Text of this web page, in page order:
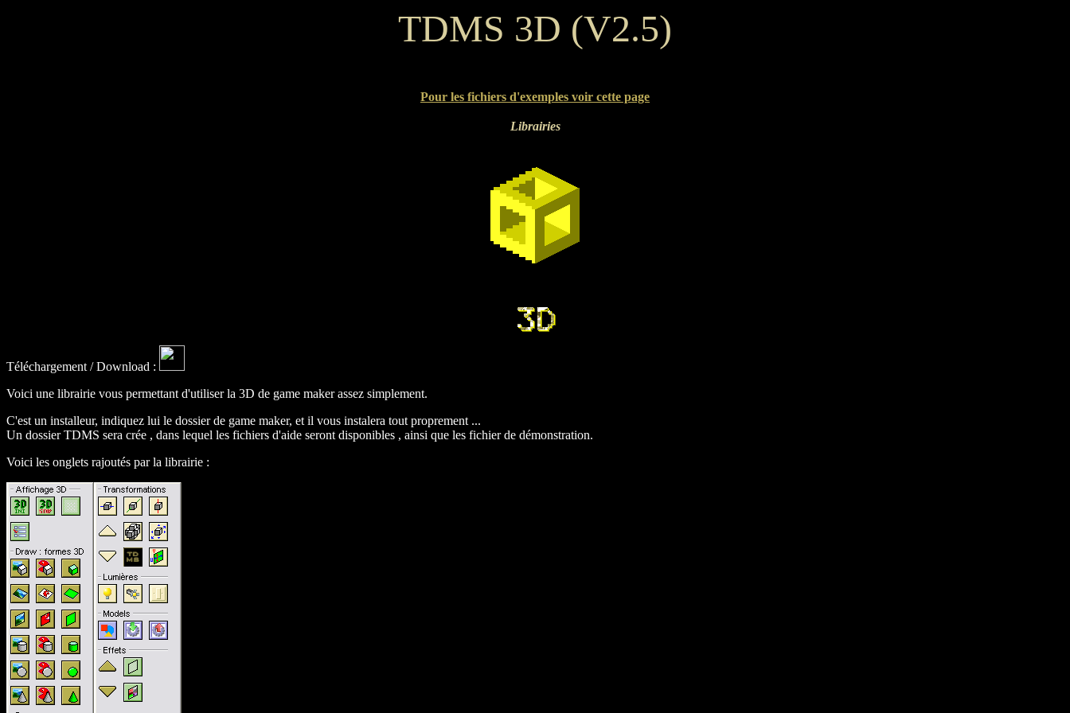
TDMS 3D (V2.5)
Pour les fichiers d'exemples voir cette page
Librairies
Téléchargement / Download :
Voici une librairie vous permettant d'utiliser la 3D de game maker assez simplement.
C'est un installeur, indiquez lui le dossier de game maker, et il vous instalera tout proprement ...
Un dossier TDMS sera crée , dans lequel les fichiers d'aide seront disponibles , ainsi que les fichier de démonstration.
Voici les onglets rajoutés par la librairie :